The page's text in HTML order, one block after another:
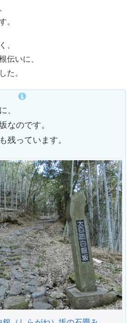
。
、
伝いに、
た。
、
なのです。
残っています。